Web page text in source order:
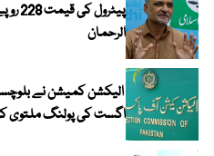
الرحمان
اگست کی پولنگ ملتوی